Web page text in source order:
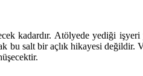
kadardır. Atölyede yediği
salt bir açlık hikayesi değildir.